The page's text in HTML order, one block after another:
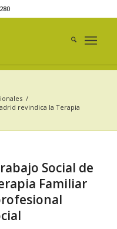
/
revindica la Terapia
Social de
Familiar